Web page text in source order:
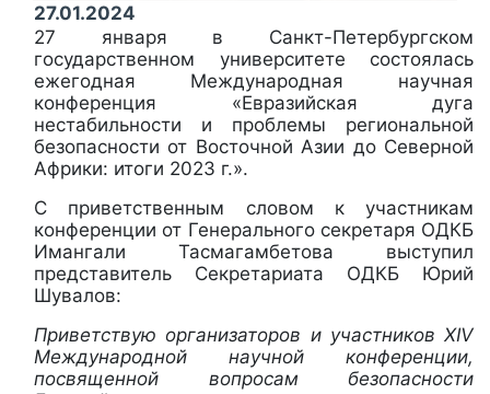
27.01.2024
27 января в Санкт-Петербургском
государственном университете состоялась
ежегодная Международная научная
конференция «Евразийская дуга
нестабильности и проблемы региональной
безопасности от Восточной Азии до Северной
Африки: итоги 2023 г.».
С приветственным словом к участникам
конференции от Генерального секретаря ОДКБ
Имангали Тасмагамбетова выступил
представитель Секретариата ОДКБ Юрий
Шувалов:
Приветствую организаторов и участников XIV
Международной научной конференции,
посвященной вопросам безопасности